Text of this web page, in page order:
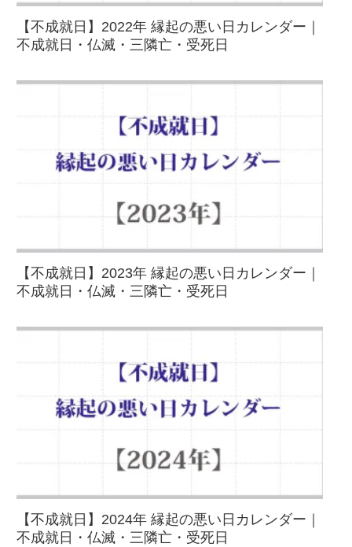
【不成就日】2022年 縁起の悪い日カレンダー｜
不成就日・仏滅・三隣亡・受死日
【不成就日】2023年 縁起の悪い日カレンダー｜
不成就日・仏滅・三隣亡・受死日
【不成就日】2024年 縁起の悪い日カレンダー｜
不成就日・仏滅・三隣亡・受死日